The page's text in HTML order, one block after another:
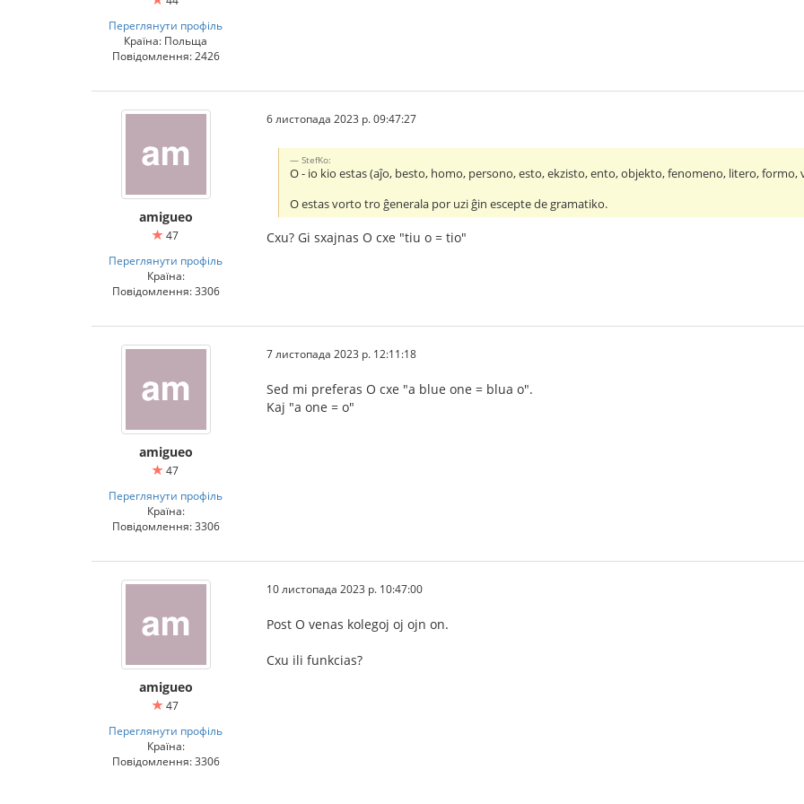
Переглянути профіль
Країна: Польща
Повідомлення: 2426
amigueo
47
Переглянути профіль
Країна:
Повідомлення: 3306
6 листопада 2023 р. 09:47:27
StefKo:
O - io kio estas (aĵo, besto, homo, persono, esto, ekzisto, ento, objekto, fenomeno, litero, formo,
O estas vorto tro ĝenerala por uzi ĝin escepte de gramatiko.
Cxu? Gi sxajnas O cxe "tiu o = tio"
amigueo
47
Переглянути профіль
Країна:
Повідомлення: 3306
7 листопада 2023 р. 12:11:18
Sed mi preferas O cxe "a blue one = blua o".
Kaj "a one = o"
amigueo
47
Переглянути профіль
Країна:
Повідомлення: 3306
10 листопада 2023 р. 10:47:00
Post O venas kolegoj oj ojn on.
Cxu ili funkcias?